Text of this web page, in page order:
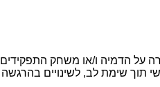
על הדמיה ו/או משחק התפקידים